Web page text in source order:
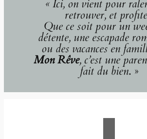
« Ici, on vient pour
retrouver, et
Que ce soit pour un
détente, une escapade
ou des vacances en
Mon Rêve, c’est une
fait du bien. »